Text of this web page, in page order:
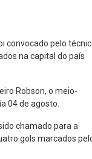
convocado pelo
na capital do país
Robson, o meio-
04 de agosto.
chamado para a
gols marcados
R$85,52